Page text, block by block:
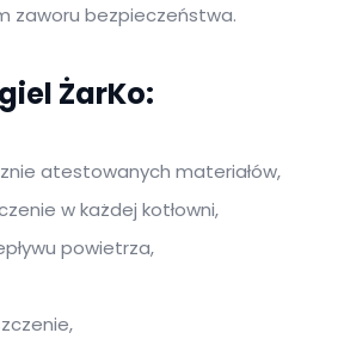
zaworu bezpieczeństwa.
ŻarKo:
atestowanych materiałów,
w każdej kotłowni,
powietrza,